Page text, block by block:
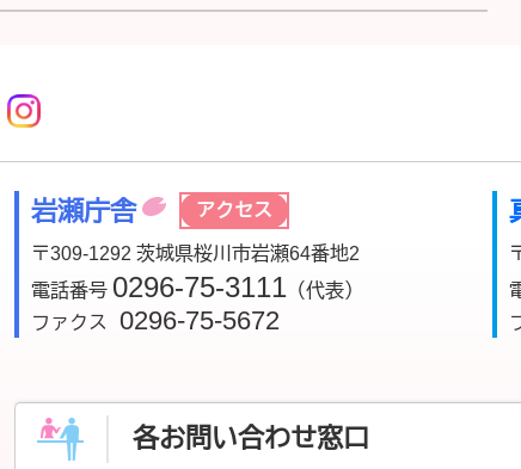
公式YouTube
桜川市公式LINE
岩瀬庁舎 アクセス
〒309-1292 茨城県桜川市岩瀬64番地2
電話番号 0296-75-3111 （代表）
ファクス
0296-75-5672
各お問い合わせ窓口